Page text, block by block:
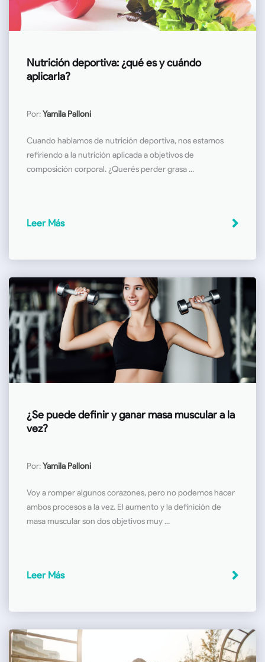
Nutrición deportiva: ¿qué es y cuándo
aplicarla?
Por:Yamila Palloni
Cuando hablamos de nutrición deportiva, nos estamos
refiriendo a la nutrición aplicada a objetivos de
composición corporal. ¿Querés perder grasa ...
Leer Más
¿Se puede definir y ganar masa muscular a la
vez?
Por:Yamila Palloni
Voy a romper algunos corazones, pero no podemos hacer
ambos procesos a la vez. El aumento y la definición de
masa muscular son dos objetivos muy ...
Leer Más